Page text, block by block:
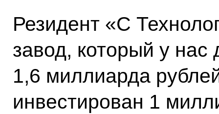
Резидент «С
завод, который у
1,6 миллиарда
инвестирован 1